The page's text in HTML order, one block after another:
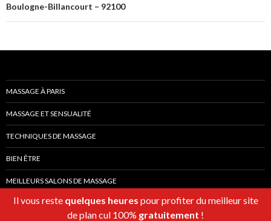
Boulogne-Billancourt – 92100
MASSAGE À PARIS
MASSAGE ET SENSUALITÉ
TECHNIQUES DE MASSAGE
BIEN ÊTRE
MEILLEURS SALONS DE MASSAGE
Il vous reste quelques heures pour profiter du meilleur site
de plan cul 100% gratuitement !